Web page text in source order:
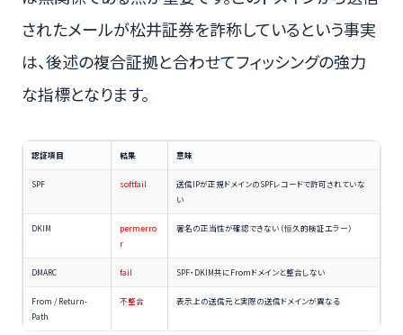
されたメールが松井証券を詐称しているという事実
は、後述の複合証拠と合わせてフィッシングの強力
な指標となります。
認証項目 結果 意味
SPF softfail
送信IPが正規ドメインのSPFレコードで許可されていな
い
DKIM
permerro
r
署名の正当性が確認できない（恒久的検証エラー）
DMARC fail SPF・DKIM共にFromドメインと整合しない
From / Return-
Path
不整合 表示上の送信元と実際の送信ドメインが異なる